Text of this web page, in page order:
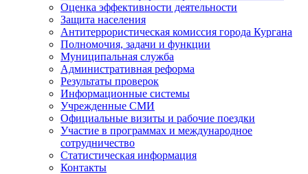
Оценка эффективности деятельности
Защита населения
Антитеррористическая комиссия города Кургана
Полномочия, задачи и функции
Муниципальная служба
Административная реформа
Результаты проверок
Информационные системы
Учрежденные СМИ
Официальные визиты и рабочие поездки
Участие в программах и международное
сотрудничество
Статистическая информация
Контакты